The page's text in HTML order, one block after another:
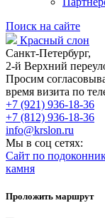
Поиск на сайте
Красный слон
Санкт-Петербург,
2-й Верхний
Просим
время визита по
+7 (921) 936-18-36
+7 (812) 936-18-36
info@krslon.ru
Мы в соц сетях:
Сайт по
камня
Проложить маршрут